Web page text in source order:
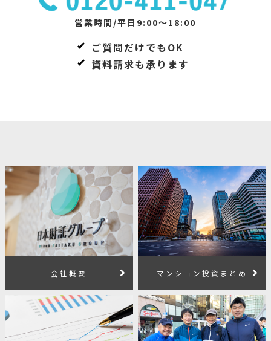
営業時間/平日9:00～18:00
ご質問だけでもOK
資料請求も承ります
会社概要 マンション投資まとめ